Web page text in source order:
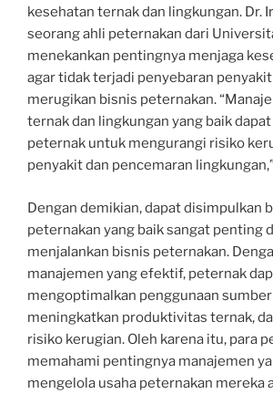
kesehatan ternak dan lingkungan. Dr.
seorang ahli peternakan dari
menekankan pentingnya menjaga
agar tidak terjadi penyebaran
merugikan bisnis peternakan.
ternak dan lingkungan yang baik
peternak untuk mengurangi risiko
penyakit dan pencemaran
Dengan demikian, dapat disimpulkan
peternakan yang baik sangat penting
menjalankan bisnis peternakan.
manajemen yang efektif, peternak
mengoptimalkan penggunaan sumber
meningkatkan produktivitas ternak,
risiko kerugian. Oleh karena itu, para
memahami pentingnya manajemen
mengelola usaha peternakan mereka